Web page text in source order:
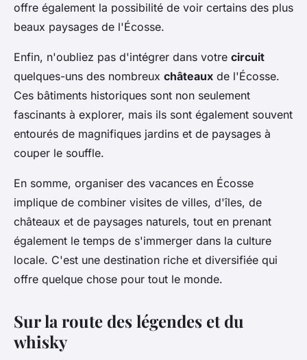
offre également la possibilité de voir certains des plus
beaux paysages de l'Écosse.
Enfin, n'oubliez pas d'intégrer dans votre circuit
quelques-uns des nombreux châteaux de l'Écosse.
Ces bâtiments historiques sont non seulement
fascinants à explorer, mais ils sont également souvent
entourés de magnifiques jardins et de paysages à
couper le souffle.
En somme, organiser des vacances en Écosse
implique de combiner visites de villes, d'îles, de
châteaux et de paysages naturels, tout en prenant
également le temps de s'immerger dans la culture
locale. C'est une destination riche et diversifiée qui
offre quelque chose pour tout le monde.
Sur la route des légendes et du
whisky